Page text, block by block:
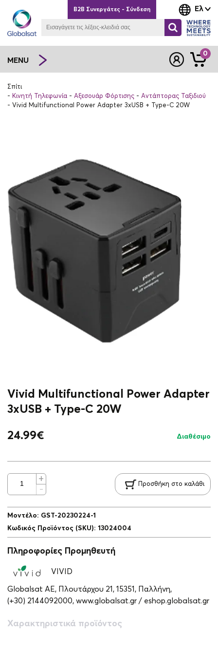
Ελ
B2B Συνεργάτες - Σύνδεση
MENU
0
Σπίτι
Κινητή Τηλεφωνία
Αξεσουάρ Φόρτισης
Αντάπτορας Ταξιδιού
Vivid Multifunctional Power Adapter 3xUSB + Type-C 20W
Vivid Multifunctional Power Adapter
3xUSB + Type-C 20W
24.99€ Διαθέσιμο
Προσθήκη στο καλάθι
Μοντέλο: GST-20230224-1
Κωδικός Προϊόντος (SKU): 13024004
Πληροφορίες Προμηθευτή
VIVID
Globalsat ΑΕ, Πλουτάρχου 21, 15351, Παλλήνη,
(+30) 2144092000, www.globalsat.gr / eshop.globalsat.gr
Χαρακτηριστικά προϊόντος